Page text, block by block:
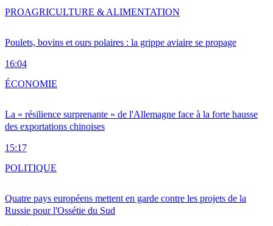
Poulets, bovins et ours polaires : la grippe aviaire se propage
16:04
PROAGRICULTURE & ALIMENTATION
La « résilience surprenante » de l'Allemagne face à la forte hausse
des exportations chinoises
15:17
ÉCONOMIE
Quatre pays européens mettent en garde contre les projets de la
Russie pour l'Ossétie du Sud
POLITIQUE